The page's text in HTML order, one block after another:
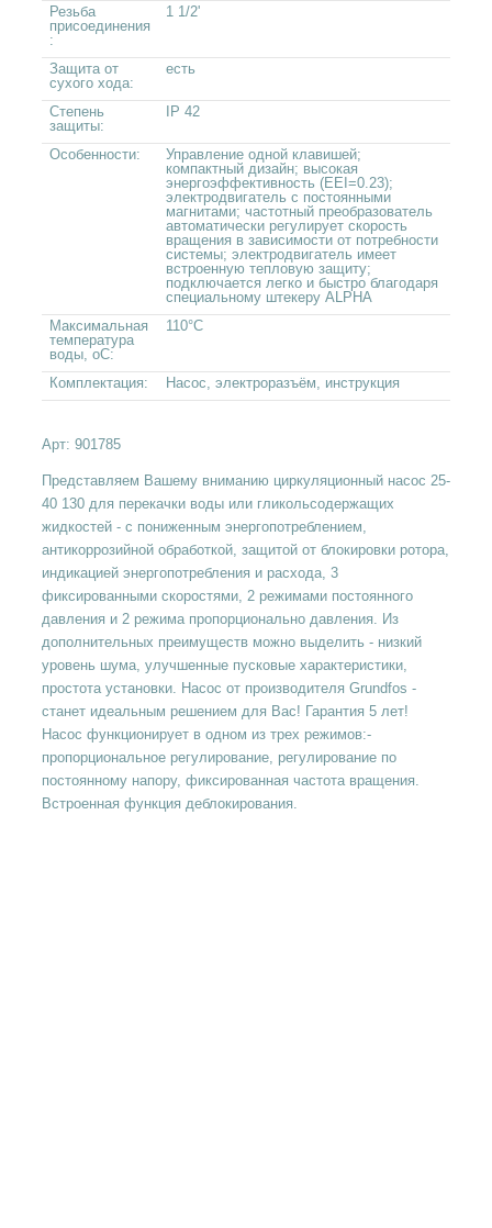
Резьба
присоединения
:
1 1/2'
Защита от
сухого хода:
есть
Степень
защиты:
IP 42
Особенности:
Управление одной клавишей;
компактный дизайн; высокая
энергоэффективность (EEI=0.23);
электродвигатель с постоянными
магнитами; частотный преобразователь
автоматически регулирует скорость
вращения в зависимости от потребности
системы; электродвигатель имеет
встроенную тепловую защиту;
подключается легко и быстро благодаря
специальному штекеру ALPHA
Максимальная
температура
воды, оС:
110°C
Комплектация: Насос, электроразъём, инструкция
Арт: 901785
Представляем Вашему вниманию циркуляционный насос 25-
40 130 для перекачки воды или гликольсодержащих
жидкостей - с пониженным энергопотреблением,
антикоррозийной обработкой, защитой от блокировки ротора,
индикацией энергопотребления и расхода, 3
фиксированными скоростями, 2 режимами постоянного
давления и 2 режима пропорционально давления. Из
дополнительных преимуществ можно выделить - низкий
уровень шума, улучшенные пусковые характеристики,
простота установки. Насос от производителя Grundfos -
станет идеальным решением для Вас! Гарантия 5 лет!
Насос функционирует в одном из трех режимов:-
пропорциональное регулирование, регулирование по
постоянному напору, фиксированная частота вращения.
Встроенная функция деблокирования.